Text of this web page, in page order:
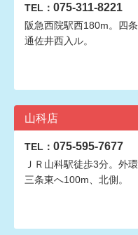
TEL： 075-311-8221
阪急西院駅西180m。四条
通佐井西入ル。
山科店
TEL： 075-595-7677
ＪＲ山科駅徒歩3分。外環
三条東へ100m、北側。